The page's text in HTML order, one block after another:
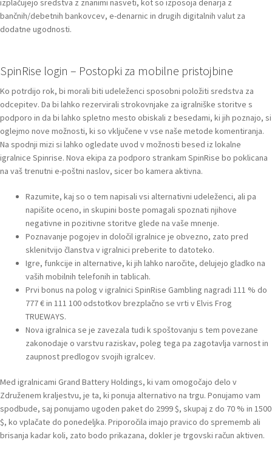
LA MISSION
GLI ARTIGIANI
CONTATTI
izplačujejo sredstva z znanimi nasveti, kot so izposoja denarja z
bančnih/debetnih bankovcev, e-denarnic in drugih digitalnih valut za
dodatne ugodnosti.
SpinRise login – Postopki za mobilne pristojbine
Ko potrdijo rok, bi morali biti udeleženci sposobni položiti sredstva za
odcepitev. Da bi lahko rezervirali strokovnjake za igralniške storitve s
podporo in da bi lahko spletno mesto obiskali z besedami, ki jih poznajo, si
oglejmo nove možnosti, ki so vključene v vse naše metode komentiranja.
Na spodnji mizi si lahko ogledate uvod v možnosti besed iz lokalne
igralnice Spinrise. Nova ekipa za podporo strankam SpinRise bo poklicana
na vaš trenutni e-poštni naslov, sicer bo kamera aktivna.
Razumite, kaj so o tem napisali vsi alternativni udeleženci, ali pa
napišite oceno, in skupini boste pomagali spoznati njihove
negativne in pozitivne storitve glede na vaše mnenje.
Poznavanje pogojev in določil igralnice je obvezno, zato pred
sklenitvijo članstva v igralnici preberite to datoteko.
Igre, funkcije in alternative, ki jih lahko naročite, delujejo gladko na
vaših mobilnih telefonih in tablicah.
Prvi bonus na polog v igralnici SpinRise Gambling nagradi 111 % do
777 € in 111 100 odstotkov brezplačno se vrti v Elvis Frog
TRUEWAYS.
Nova igralnica se je zavezala tudi k spoštovanju s tem povezane
zakonodaje o varstvu raziskav, poleg tega pa zagotavlja varnost in
zaupnost predlogov svojih igralcev.
Med igralnicami Grand Battery Holdings, ki vam omogočajo delo v
Združenem kraljestvu, je ta, ki ponuja alternativo na trgu. Ponujamo vam
spodbude, saj ponujamo ugoden paket do 2999 $, skupaj z do 70 % in 1500
$, ko vplačate do ponedeljka. Priporočila imajo pravico do sprememb ali
brisanja kadar koli, zato bodo prikazana, dokler je trgovski račun aktiven.